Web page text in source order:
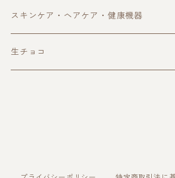
ギフトボックス
アウトレット
ハーブティー
自然食品
スキンケア・ヘアケア・健康機器
オイル・スキンケア用品
生チョコ